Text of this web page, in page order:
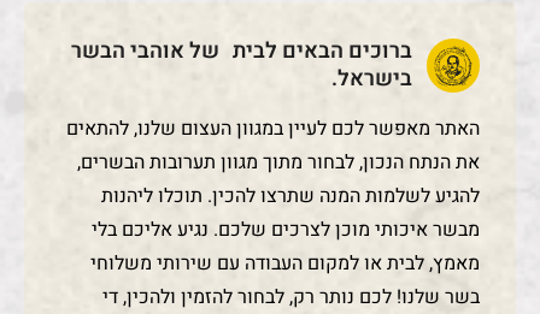
ברוכים הבאים לבית של אוהבי הבשר
בישראל.
האתר מאפשר לכם לעיין במגוון העצום שלנו, להתאים
את הנתח הנכון, לבחור מתוך מגוון תערובות הבשרים,
להגיע לשלמות המנה שתרצו להכין. תוכלו ליהנות
מבשר איכותי מוכן לצרכים שלכם. נגיע אליכם בלי
מאמץ, לבית או למקום העבודה עם שירותי משלוחי
בשר שלנו! לכם נותר רק, לבחור להזמין ולהכין, די